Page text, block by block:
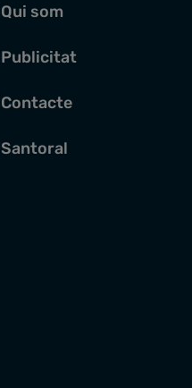
Qui som
Publicitat
Contacte
Santoral